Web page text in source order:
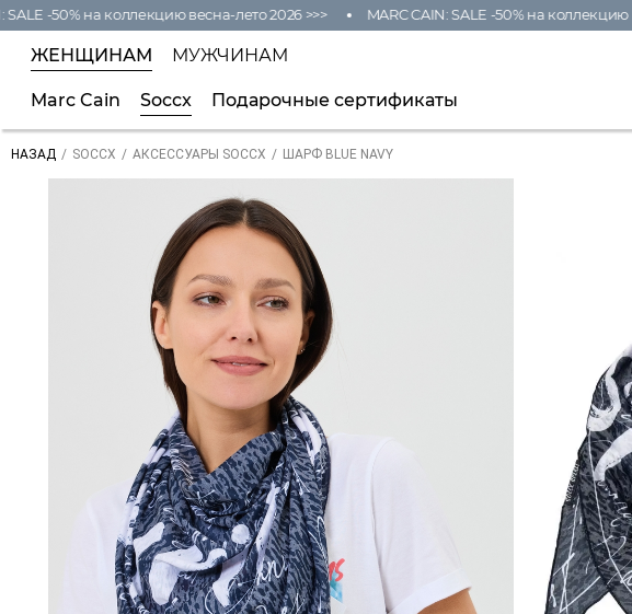
-50% на коллекцию весна-лето 2026 >>> MARC CAIN: SALE -50% на коллекцию
ЖЕНЩИНАМ МУЖЧИНАМ
Marc Cain Soccx Подарочные сертификаты
НАЗАД / SOCCX / АКСЕССУАРЫ SOCCX / ШАРФ BLUE NAVY